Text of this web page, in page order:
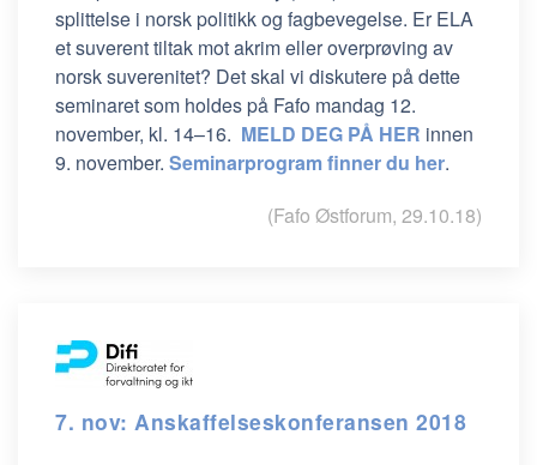
splittelse i norsk politikk og fagbevegelse. Er ELA
et suverent tiltak mot akrim eller overprøving av
norsk suverenitet? Det skal vi diskutere på dette
seminaret som holdes på Fafo mandag 12.
november, kl. 14–16. MELD DEG PÅ HER innen
9. november. Seminarprogram finner du her.
(Fafo Østforum, 29.10.18)
7. nov: Anskaffelseskonferansen 2018